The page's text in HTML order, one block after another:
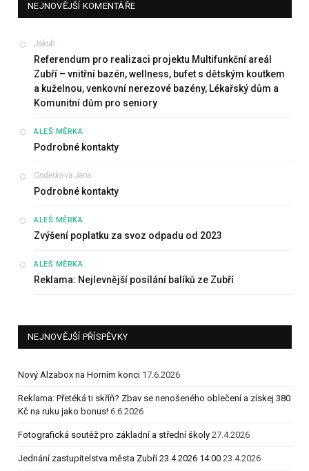
NEJNOVĚJŠÍ KOMENTÁŘE
Jakub:
Referendum pro realizaci projektu Multifunkční areál
Zubří – vnitřní bazén, wellness, bufet s dětským koutkem
a kuželnou, venkovní nerezové bazény, Lékařský dům a
Komunitní dům pro seniory
ALEŠ MĚRKA:
Podrobné kontakty
Onderkova Jana:
Podrobné kontakty
ALEŠ MĚRKA:
Zvýšení poplatku za svoz odpadu od 2023
ALEŠ MĚRKA:
Reklama: Nejlevnější posílání balíků ze Zubří
NEJNOVĚJŠÍ PŘÍSPĚVKY
Nový Alzabox na Horním konci 17.6.2026
Reklama: Přetéká ti skříň? Zbav se nenošeného oblečení a získej 380
Kč na ruku jako bonus! 6.6.2026
Fotografická soutěž pro základní a střední školy 27.4.2026
Jednání zastupitelstva města Zubří 23.4.2026 14:00 23.4.2026